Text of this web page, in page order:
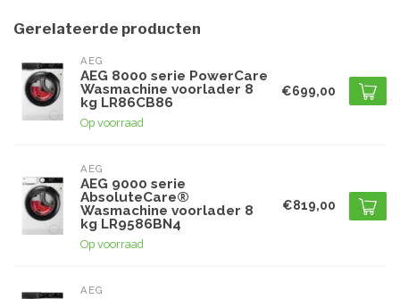
Gerelateerde producten
AEG
AEG 8000 serie PowerCare
Wasmachine voorlader 8
kg LR86CB86
Op voorraad
€699,00
AEG
AEG 9000 serie
AbsoluteCare®
Wasmachine voorlader 8
kg LR9586BN4
Op voorraad
€819,00
AEG